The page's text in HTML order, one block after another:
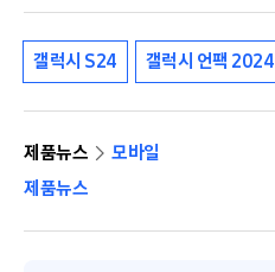
갤럭시 S24 갤럭시 언팩 2024
제품뉴스
모바일
제품뉴스